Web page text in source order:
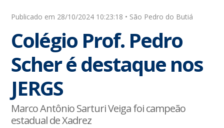
Publicado em 28/10/2024 10:23:18 • São Pedro do Butiá
Colégio Prof. Pedro
Scher é destaque nos
JERGS
Marco Antônio Sarturi Veiga foi campeão
estadual de Xadrez